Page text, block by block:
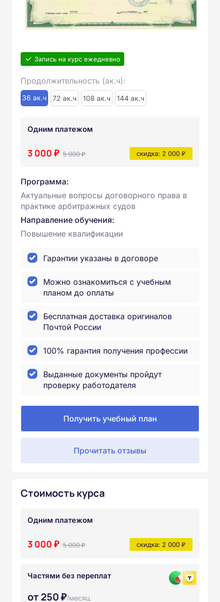
Запись на курс ежедневно
Продолжительность (ак.ч):
36 ак.ч 72 ак.ч 108 ак.ч 144 ак.ч
Одним платежом
3 000 ₽ 5 000 ₽ скидка: 2 000 ₽
Программа:
Актуальные вопросы договорного права в
практике арбитражных судов
Направление обучения:
Повышение квалификации
Гарантии указаны в договоре
Можно ознакомиться с учебным
планом до оплаты
Бесплатная доставка оригиналов
Почтой России
100% гарантия получения профессии
Выданные документы пройдут
проверку работодателя
Получить учебный план
Прочитать отзывы
Стоимость курса
Одним платежом
3 000 ₽ 5 000 ₽ скидка: 2 000 ₽
Частями без переплат
от 250 ₽/месяц